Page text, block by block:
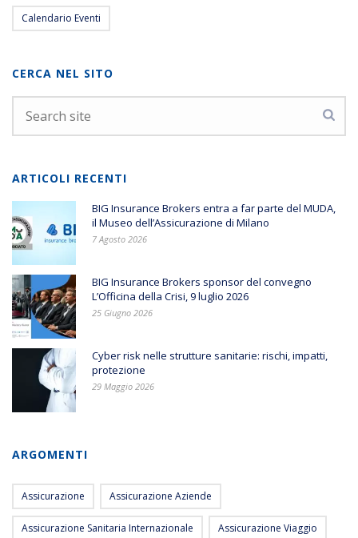
Calendario Eventi
CERCA NEL SITO
ARTICOLI RECENTI
BIG Insurance Brokers entra a far parte del MUDA,
il Museo dell’Assicurazione di Milano
7 Agosto 2026
BIG Insurance Brokers sponsor del convegno
L’Officina della Crisi, 9 luglio 2026
25 Giugno 2026
Cyber risk nelle strutture sanitarie: rischi, impatti,
protezione
29 Maggio 2026
ARGOMENTI
Assicurazione Assicurazione Aziende
Assicurazione Sanitaria Internazionale Assicurazione Viaggio